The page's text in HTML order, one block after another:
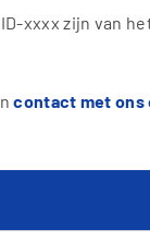
xxxx zijn van
contact met ons